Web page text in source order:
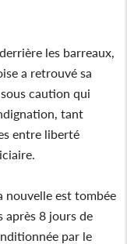
les barreaux,
a retrouvé sa
caution qui
tant
entre liberté
nouvelle est tombée
après 8 jours de
par le